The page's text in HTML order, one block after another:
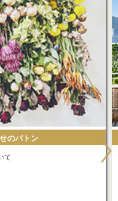
めました★
たします。ご登録はこちらから